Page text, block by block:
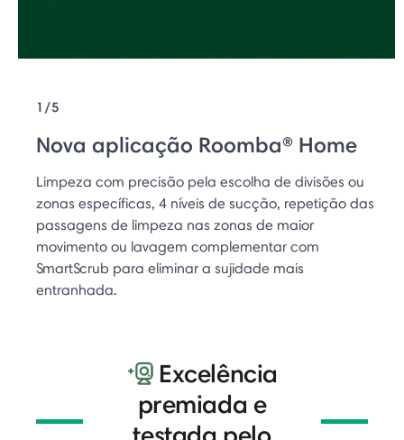
1/5
Nova aplicação Roomba® Home
Limpeza com precisão pela escolha de divisões ou
zonas específicas, 4 níveis de sucção, repetição das
passagens de limpeza nas zonas de maior
movimento ou lavagem complementar com
SmartScrub para eliminar a sujidade mais
entranhada.
Excelência
premiada e